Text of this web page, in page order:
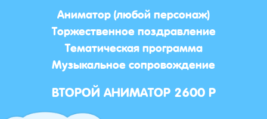
Аниматор (любой персонаж)
Торжественное поздравление
Тематическая программа
Музыкальное сопровождение
ВТОРОЙ АНИМАТОР 2600 Р